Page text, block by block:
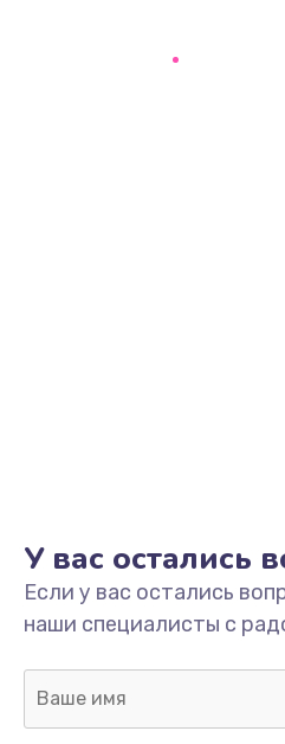
Замена/Pемонт
1300
Ремонт
У вас остались
Если у вас остались
наши специалисты с